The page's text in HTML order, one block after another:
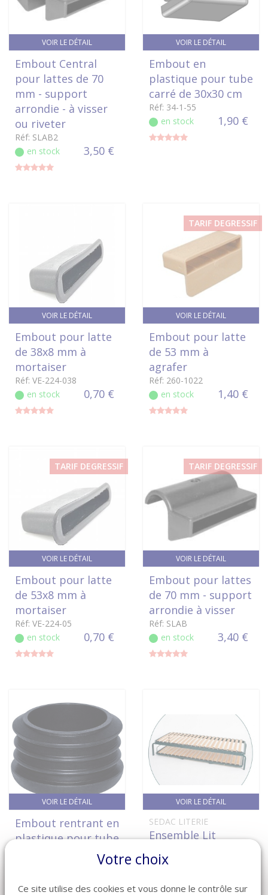
VOIR LE DÉTAIL
Embout Central
pour lattes de 70
mm - support
arrondie - à visser
ou riveter
Réf: SLAB2
en stock
3,50 €
VOIR LE DÉTAIL
Embout en
plastique pour tube
carré de 30x30 cm
Réf: 34-1-55
en stock
1,90 €
VOIR LE DÉTAIL
Embout pour latte
de 38x8 mm à
mortaiser
Réf: VE-224-038
en stock
0,70 €
VOIR LE DÉTAIL
TARIF DEGRESSIF
Embout pour latte
de 53 mm à
agrafer
Réf: 260-1022
en stock
1,40 €
VOIR LE DÉTAIL
TARIF DEGRESSIF
Embout pour latte
de 53x8 mm à
mortaiser
Réf: VE-224-05
en stock
0,70 €
VOIR LE DÉTAIL
TARIF DEGRESSIF
Embout pour lattes
de 70 mm - support
arrondie à visser
Réf: SLAB
en stock
3,40 €
VOIR LE DÉTAIL
Embout rentrant en
plastique pour tube
VOIR LE DÉTAIL
SEDAC LITERIE
Ensemble Lit
Lattes
sur
Votre choix
Ce site utilise des cookies et vous donne le contrôle sur